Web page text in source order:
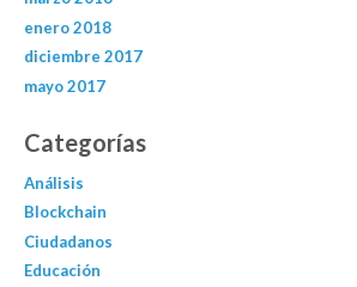
enero 2018
diciembre 2017
mayo 2017
Categorías
Análisis
Blockchain
Ciudadanos
Educación